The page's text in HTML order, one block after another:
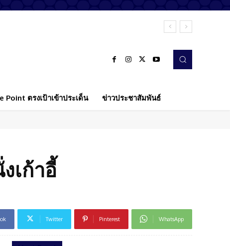
Point ตรงเป้าเข้าประเด็น ข่าวประชาสัมพันธ์
เก้าอี้
Twitter Pinterest WhatsApp